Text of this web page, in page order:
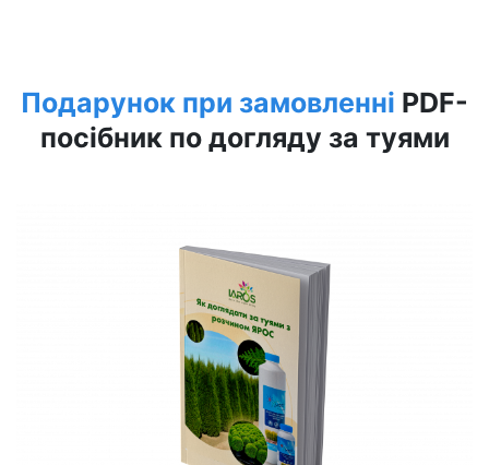
Подарунок при замовленні PDF-
посібник по догляду за туями